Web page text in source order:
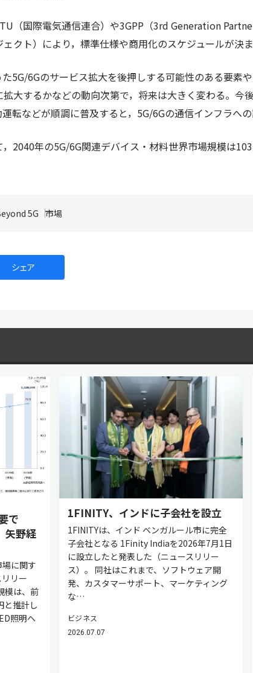
（国際電気通信連合）や3GPP（3rd Generation
クト）により，標準仕様や商用化のスケジュールが決ま
5G/6Gのサービス拡大を後押しする可能性のある要素
大するかなどの動向次第で，将来は大きく変わる。今
転などが順調に普及すると，5G/6Gの通信インフラへの
2040年の5G/6G関連デバイス・材料世界市場規模は
5G 市場
シェア
で
矢野経
に関す
リー
模は、前
と推計し
照明へ
1FINITY、インドに子会社を設立
1FINITYは、インド ベンガルール市に完全
子会社となる 1Finity Indiaを2026年7月1日
に設立したと発表した（ニュースリリー
ス）。 同社はこれまで、ソフトウェア開
発、カスタマーサポート、マーケティング
な…
ビジネス
2026.07.07